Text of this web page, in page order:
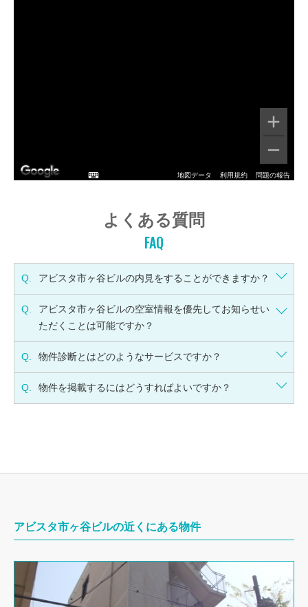
地図データ 利用規約 問題の報告
よくある質問
FAQ
Q. アビスタ市ヶ谷ビルの内見をすることができますか？
Q.
アビスタ市ヶ谷ビルの空室情報を優先してお知らせい
ただくことは可能ですか？
Q. 物件診断とはどのようなサービスですか？
Q. 物件を掲載するにはどうすればよいですか？
アビスタ市ヶ谷ビルの近くにある物件